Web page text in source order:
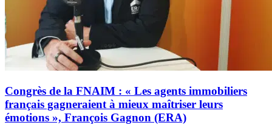
Congrès de la FNAIM : « Les agents immobiliers
français gagneraient à mieux maîtriser leurs
émotions », François Gagnon (ERA)